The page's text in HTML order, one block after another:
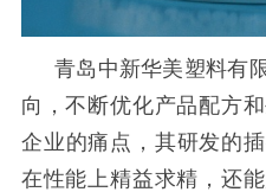
青岛中新华美塑料有
向，不断优化产品配方
企业的痛点，其研发的
在性能上精益求精，还